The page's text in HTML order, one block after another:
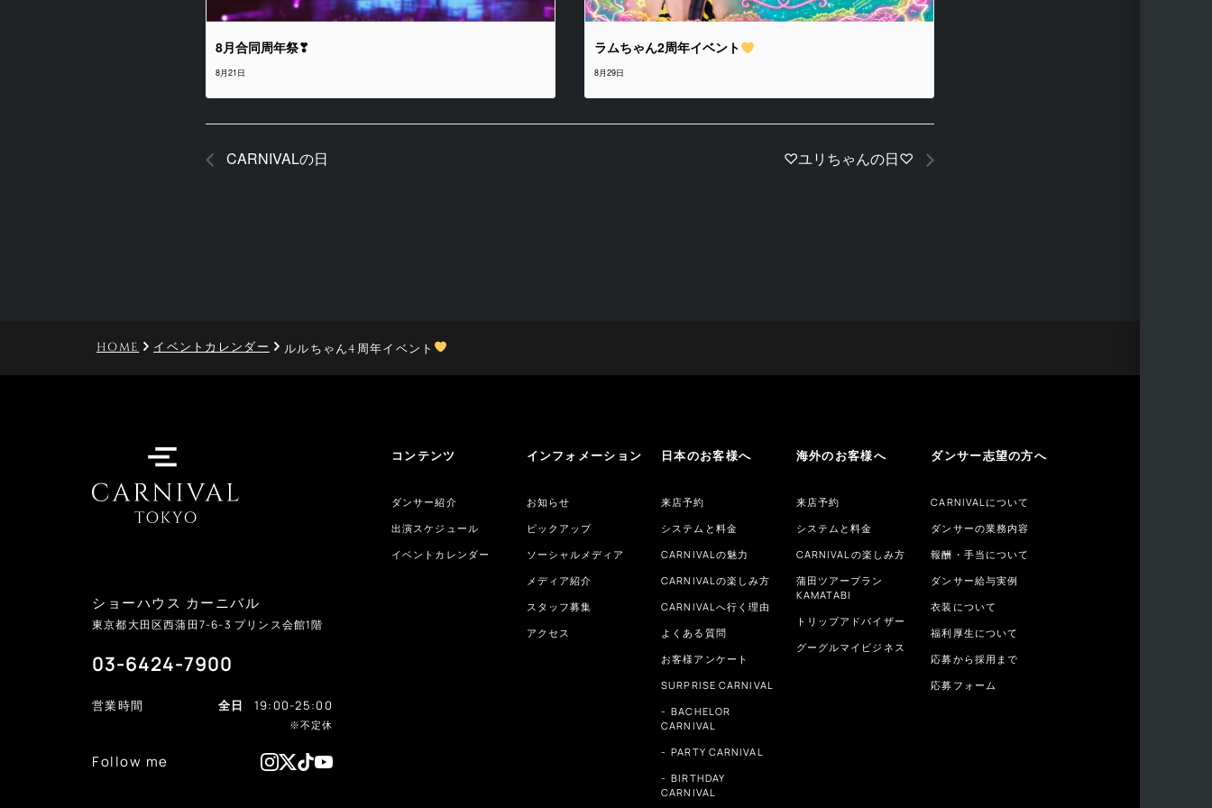
8月合同周年祭❣
8月21日
ラムちゃん2周年イベント
8月29日
CARNIVALの日 ♡ユリちゃんの日♡
HOME イベントカレンダー ルルちゃん4周年イベント
ショーハウス カーニバル
東京都大田区西蒲田7-6-3 プリンス会館1階
03-6424-7900
営業時間 全日 19:00-25:00
※不定休
Follow me
コンテンツ
ダンサー紹介
出演スケジュール
イベントカレンダー
インフォメーション
お知らせ
ピックアップ
ソーシャルメディア
メディア紹介
スタッフ募集
アクセス
日本のお客様へ
来店予約
システムと料金
CARNIVALの魅力
CARNIVALの楽しみ方
CARNIVALへ行く理由
よくある質問
お客様アンケート
SURPRISE CARNIVAL
BACHELOR
CARNIVAL
PARTY CARNIVAL
BIRTHDAY
CARNIVAL
海外のお客様へ
来店予約
システムと料金
CARNIVALの楽しみ方
蒲田ツアープラン
KAMATABI
トリップアドバイザー
グーグルマイビジネス
ダンサー志望の方へ
CARNIVALについて
ダンサーの業務内容
報酬・手当について
ダンサー給与実例
衣装について
福利厚生について
応募から採用まで
応募フォーム